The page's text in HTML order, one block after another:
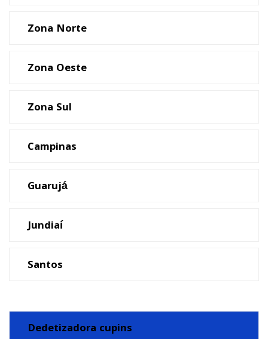
Zona Norte
Zona Oeste
Zona Sul
Campinas
Guarujá
Jundiaí
Santos
Dedetizadora cupins